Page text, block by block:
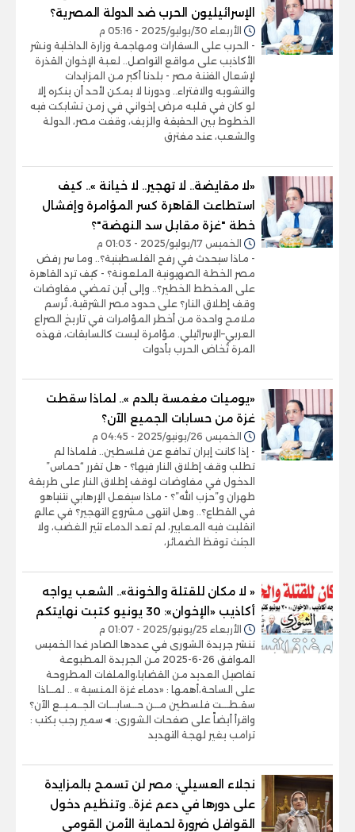
الإسرائيليون الحرب ضد الدولة المصرية؟
الأربعاء 30/يوليو/2025 - 05:16 م
- الحرب على السفارات ومهاجمة وزارة الداخلية ونشر
الأكاذيب على مواقع التواصل.. لعبة الإخوان القذرة
لإشعال الفتنة مصر - بلدنا أكبر من المزايدات
والتشويه والافتراء.. ودورنا لا يمكن لأحد أن ينكره إلا
لو كان في قلبه مرض إخواني في زمن تشابكت فيه
الخطوط بين الحقيقة والزيف، وقفت مصر، الدولة
والشعب، عند مفترق
«لا مقايضة.. لا تهجير.. لا خيانة ».. كيف
استطاعت القاهرة كسر المؤامرة وإفشال
خطة "غزة مقابل سد النهضة"؟
الخميس 17/يوليو/2025 - 01:03 م
- ماذا سيحدث في رفح الفلسطينية؟.. وما سر رفض
مصر الخطة الصهيونية الملعونة؟ - كيف ترد القاهرة
على المخطط الخطير؟.. وإلى أين تمضي مفاوضات
وقف إطلاق النار؟ على حدود مصر الشرقية، تُرسم
ملامح واحدة من أخطر المؤامرات في تاريخ الصراع
العربي–الإسرائيلي. مؤامرة ليست كالسابقات، فهذه
المرة تُخاض الحرب بأدوات
«يوميات مغمسة بالدم ».. لماذا سقطت
غزة من حسابات الجميع الآن؟
الخميس 26/يونيو/2025 - 04:45 م
- إذا كانت إيران تدافع عن فلسطين.. فلماذا لم
تطلب وقف إطلاق النار فيها؟ - هل تقرر “حماس”
الدخول في مفاوضات لوقف إطلاق النار على طريقة
طهران و”حزب الله”؟ - ماذا سيفعل الإرهابي نتنياهو
في القطاع؟.. وهل انتهى مشروع التهجير؟ في عالمٍ
انقلبت فيه المعايير، لم تعد الدماء تثير الغضب، ولا
الجثث توقظ الضمائر،
« لا مكان للقتلة والخونة».. الشعب يواجه
أكاذيب «الإخوان»: 30 يونيو كتبت نهايتكم
الأربعاء 25/يونيو/2025 - 01:07 م
تنشر جريدة الشورى في عددها الصادر غدا الخميس
الموافق 26-6-2025 من الجريدة المطبوعة
تفاصيل العديد من القضايا،والملفات المطروحة
على الساحة،أهمها : «دماء غزة المنسية » .. لمــاذا
سقـطـــت فلسطين مــن حــسابـــات الجــمـيــع الآن؟
واقرأ أيضاً على صفحات الشورى: ◄سمير رجب يكتب :
ترامب يغير لهجة التهديد
نجلاء العسيلي: مصر لن تسمح بالمزايدة
على دورها في دعم غزة.. وتنظيم دخول
القوافل ضرورة لحماية الأمن القومي